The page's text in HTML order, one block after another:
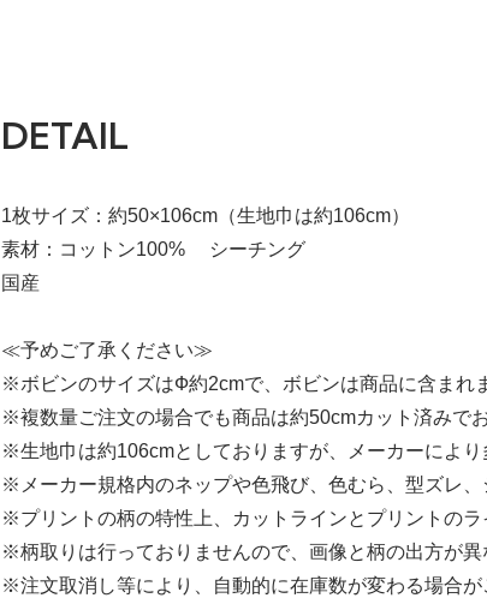
DETAIL
1枚サイズ：約50×106cm（生地巾は約106cm）
素材：コットン100% シーチング
国産
≪予めご了承ください≫
※ボビンのサイズはФ約2cmで、ボビンは商品に含まれ
※複数量ご注文の場合でも商品は約50cmカット済みで
※生地巾は約106cmとしておりますが、メーカーにより
※メーカー規格内のネップや色飛び、色むら、型ズレ、
※プリントの柄の特性上、カットラインとプリントのラ
※柄取りは行っておりませんので、画像と柄の出方が異
※注文取消し等により、自動的に在庫数が変わる場合が